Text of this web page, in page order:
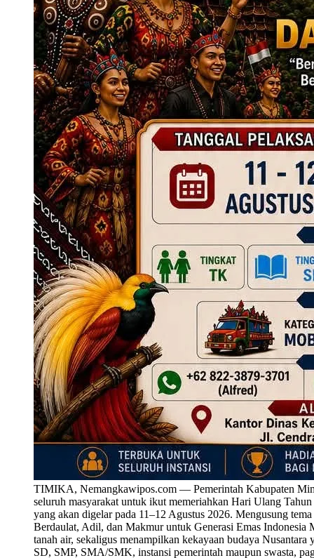
TIMIKA, Nemangkawipos.com — Pemerintah Kabupaten
seluruh masyarakat untuk ikut memeriahkan Hari Ulang
yang akan digelar pada 11–12 Agustus 2026. Mengusung
Berdaulat, Adil, dan Makmur untuk Generasi Emas Indonesia
tanah air, sekaligus menampilkan kekayaan budaya
SD, SMP, SMA/SMK, instansi pemerintah maupun swasta,